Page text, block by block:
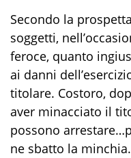
Secondo la
soggetti,
feroce, quanto
ai danni de
titolare. Costoro,
aver minacciato il
possono
ne sbatto la